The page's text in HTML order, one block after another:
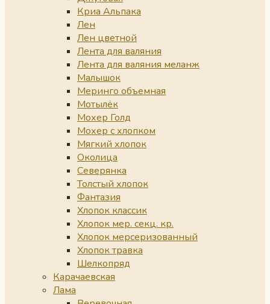
Криа Альпака
Лен
Лен цветной
Лента для валяния
Лента для валяния меланж
Малышок
Меринго объемная
Мотылёк
Мохер Голд
Мохер с хлопком
Мягкий хлопок
Околица
Северянка
Толстый хлопок
Фантазия
Хлопок классик
Хлопок мер. секц. кр.
Хлопок мерсеризованный
Хлопок травка
Шелкопряд
Карачаевская
Лама